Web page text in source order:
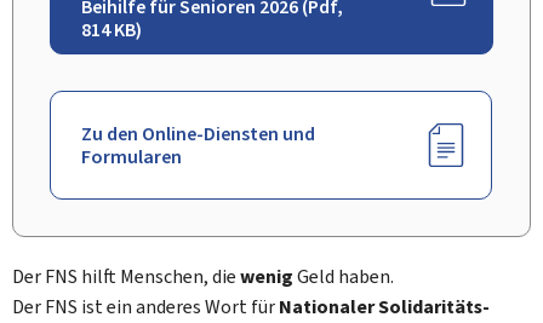
Beihilfe für Senioren 2026 (Pdf,
814 KB)
Zu den Online-Diensten und
Formularen
Der FNS hilft Menschen, diewenigGeld haben.
Der FNS ist ein anderes Wort fürNationaler Solidaritäts-